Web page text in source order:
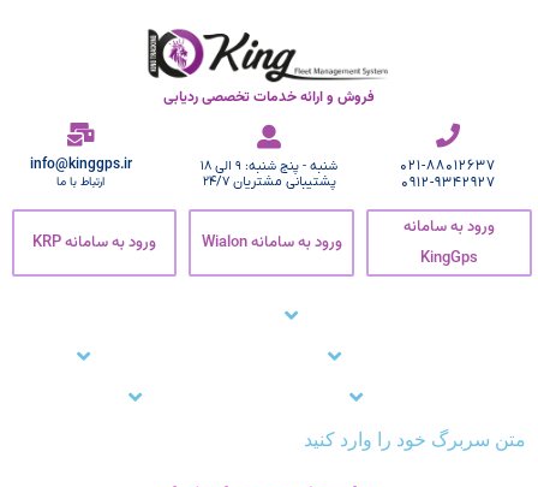
فروش و ارائه خدمات تخصصی ردیابی
021-88012637
0912-9342927
شنبه - پنج شنبه: 9 الی 18
پشتیبانی مشتریان 24/7
info@kinggps.ir
ارتباط با ما
ورود به سامانه
KingGps
ورود به سامانه Wialon ورود به سامانه KRP
متن سربرگ خود را وارد کنید